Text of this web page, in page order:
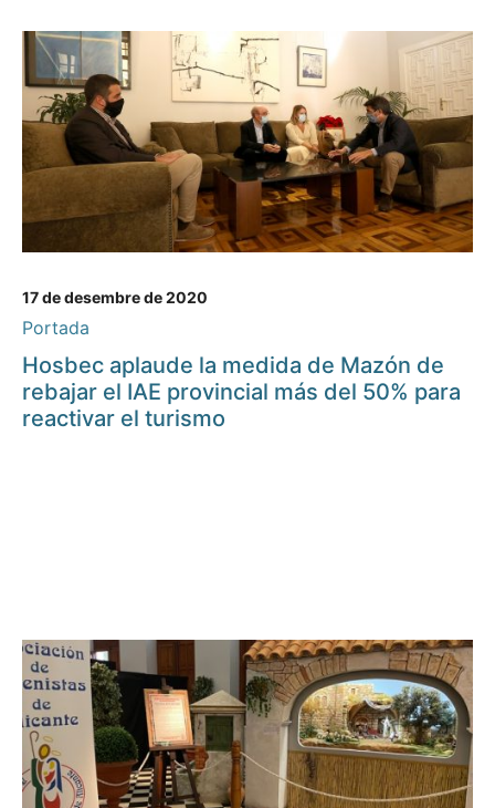
17 de desembre de 2020
Portada
Hosbec aplaude la medida de Mazón de
rebajar el IAE provincial más del 50% para
reactivar el turismo